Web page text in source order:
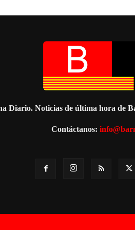
Diario. Noticias de última hora de
Contáctanos: